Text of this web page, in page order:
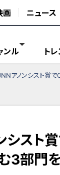
画 ニュース
ンル ト
アノンシスト賞
シスト
3部門